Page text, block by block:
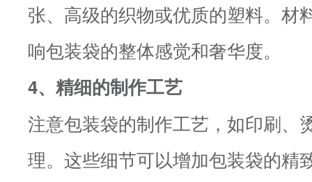
张、高级的织物或优质的塑料。材
响包装袋的整体感觉和奢华度。
4、精细的制作工艺
注意包装袋的制作工艺，如印刷、
理。这些细节可以增加包装袋的精